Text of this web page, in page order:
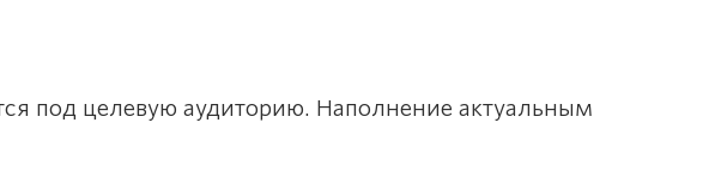
под целевую аудиторию. Наполнение актуальным